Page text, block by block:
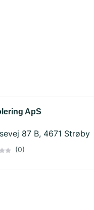
ApS
87 B, 4671 Strøby
(0)